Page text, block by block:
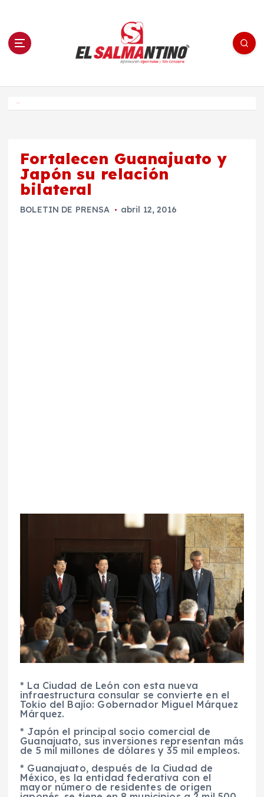
n El Salmantino - medios/noticias/editorial
Fortalecen Guanajuato y
Japón su relación
bilateral
BOLETIN DE PRENSA abril 12, 2016
* La Ciudad de León con esta nueva
infraestructura consular se convierte en el
Tokio del Bajío: Gobernador Miguel Márquez
Márquez.
* Japón el principal socio comercial de
Guanajuato, sus inversiones representan más
de 5 mil millones de dólares y 35 mil empleos.
* Guanajuato, después de la Ciudad de
México, es la entidad federativa con el
mayor número de residentes de origen